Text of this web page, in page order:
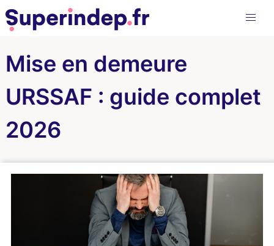
Mise en demeure
URSSAF : guide complet
2026